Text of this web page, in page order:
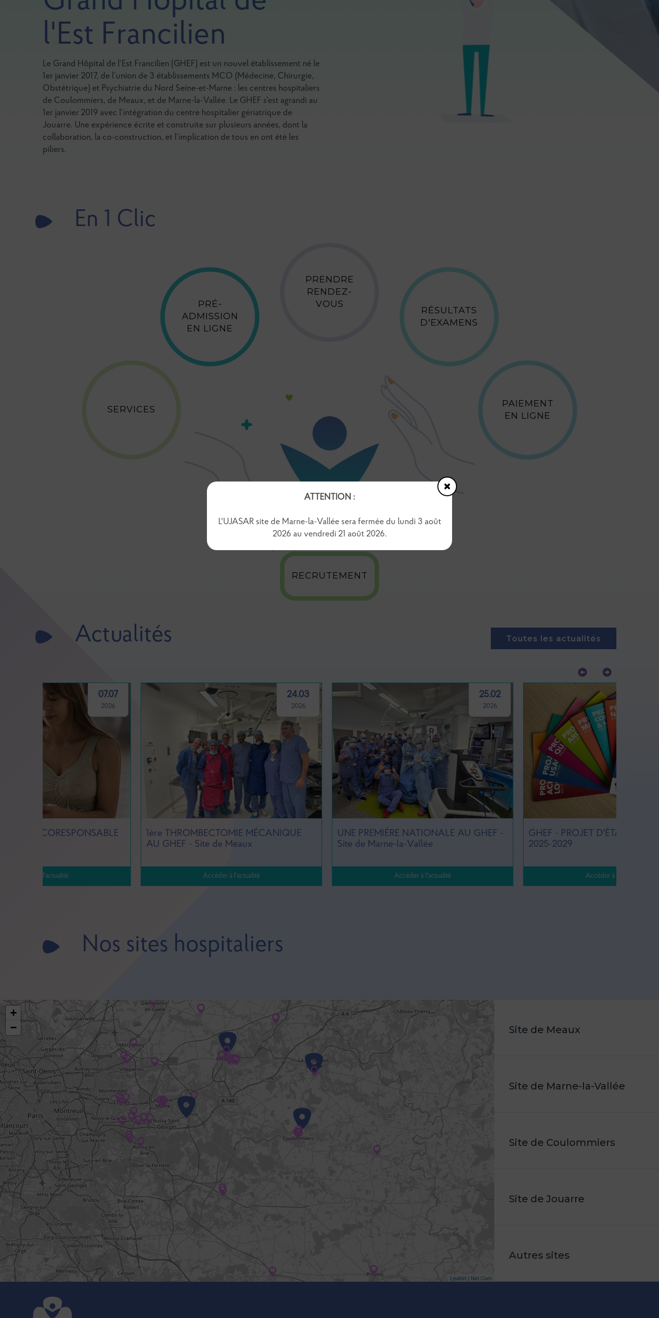
l'Est Francilien
Le Grand Hôpital de l’Est Francilien (GHEF) est un nouvel établissement né le
1er janvier 2017, de l’union de 3 établissements MCO (Médecine, Chirurgie,
Obstétrique) et Psychiatrie du Nord Seine-et-Marne : les centres hospitaliers
de Coulommiers, de Meaux, et de Marne-la-Vallée. Le GHEF s’est agrandi au
1er janvier 2019 avec l’intégration du centre hospitalier gériatrique de
Jouarre. Une expérience écrite et construite sur plusieurs années, dont la
collaboration, la co-construction, et l’implication de tous en ont été les
piliers.
En 1 Clic
SERVICES
PRÉ-
ADMISSION
EN LIGNE
PRENDRE
RENDEZ-
VOUS
RÉSULTATS
D'EXAMENS
PAIEMENT
EN LIGNE
RECRUTEMENT
Actualités Toutes les actualités
24.03
2026
1ère THROMBECTOMIE MÉCANIQUE
AU GHEF - Site de Meaux
25.02
2026
UNE PREMIÈRE NATIONALE AU GHEF -
Site de Marne-la-Vallée
07.07
2025
GHEF - PROJET D'ÉTABLISSEMENT
ATTENTION :
L'UJASAR site de Marne-la-Vallée sera fermée du lundi 3 août
2026 au vendredi 21 août 2026.
Nos sites hospitaliers
+
−
Leaflet | Net.Com
Site de Meaux
Site de Marne-la-Vallée
Site de Coulommiers
Site de Jouarre
Autres sites